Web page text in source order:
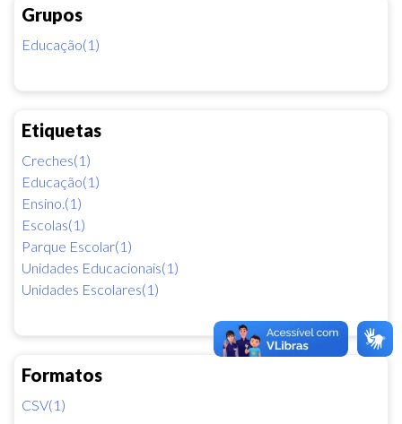
Grupos
Educação(1)
Etiquetas
Creches(1)
Educação(1)
Ensino.(1)
Escolas(1)
Parque Escolar(1)
Unidades Educacionais(1)
Unidades Escolares(1)
Formatos
CSV(1)